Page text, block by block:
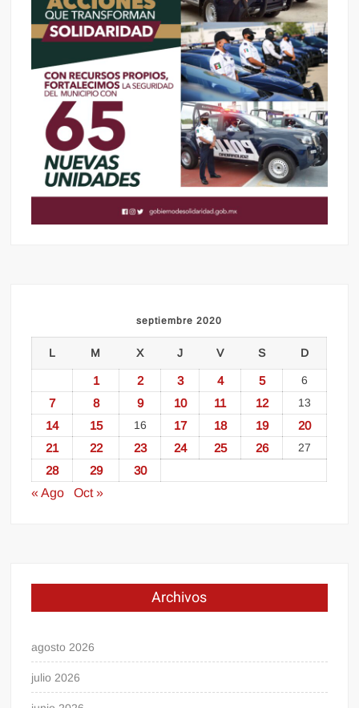
septiembre 2020
L M X J V S D
1 2 3 4 5 6
7 8 9 10 11 12 13
14 15 16 17 18 19
20
21
22 23 24 25 26 27
28 29
30
« Ago
Oct »
Archivos
agosto 2026
julio 2026